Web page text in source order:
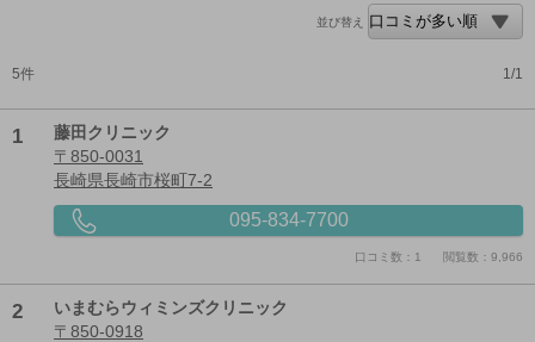
並び替え
5件 1/1
1
藤田クリニック
〒850-0031
長崎県長崎市桜町7-2
095-834-7700
口コミ数：1 閲覧数：9,966
2
いまむらウィミンズクリニック
〒850-0918